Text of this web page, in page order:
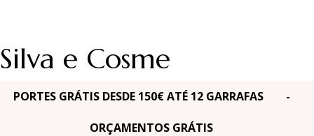
Silva e Cosme
PORTES GRÁTIS DESDE 150€ ATÉ 12 GARRAFAS -
ORÇAMENTOS GRÁTIS